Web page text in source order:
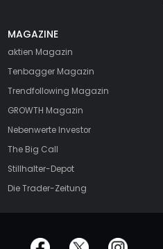
MAGAZINE
aktien Magazin
Tenbagger Magazin
Trendfollowing Magazin
GROWTH Magazin
Nebenwerte Investor
The Big Call
Stillhalter-Depot
Die Trader-Zeitung
offizielle Social Media-Accounts